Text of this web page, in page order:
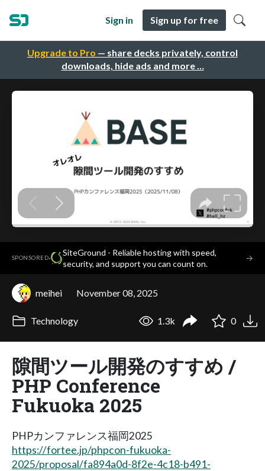
Upgrade to Pro — share decks privately, control
downloads, hide ads and more …
Sign in Sign up for free
SPONSORED·
SiteGround - Reliable hosting with speed,
security, and support you can count on.
→
meihei November 08, 2025
Technology 1.3k 0
隙間ツール開発のすすめ /
PHP Conference
Fukuoka 2025
PHPカンファレンス福岡2025
https://fortee.jp/phpcon-fukuoka-
2025/proposal/fa894a0d-8f2e-4c18-b491-